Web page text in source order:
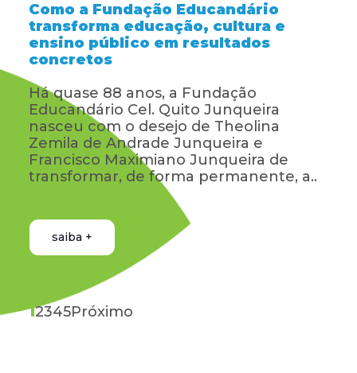
Como a Fundação Educandário
transforma educação, cultura e
ensino público em resultados
concretos
Há quase 88 anos, a Fundação
Educandário Cel. Quito Junqueira
nasceu com o desejo de Theolina
Zemila de Andrade Junqueira e
Francisco Maximiano Junqueira de
transformar, de forma permanente, a..
saiba +
12345Próximo